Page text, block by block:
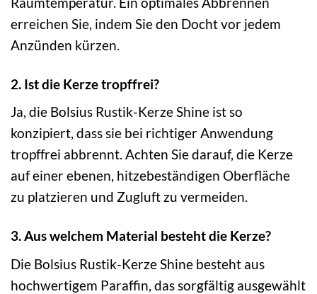
erreichen Sie, indem Sie den Docht vor jedem
Anzünden kürzen.
2. Ist die Kerze tropffrei?
Ja, die Bolsius Rustik-Kerze Shine ist so
konzipiert, dass sie bei richtiger Anwendung
tropffrei abbrennt. Achten Sie darauf, die Kerze
auf einer ebenen, hitzebeständigen Oberfläche
zu platzieren und Zugluft zu vermeiden.
3. Aus welchem Material besteht die Kerze?
Die Bolsius Rustik-Kerze Shine besteht aus
hochwertigem Paraffin, das sorgfältig ausgewählt